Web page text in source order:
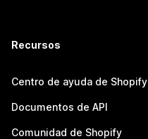
Recursos
Centro de ayuda de Shopify
Documentos de API
Comunidad de Shopify